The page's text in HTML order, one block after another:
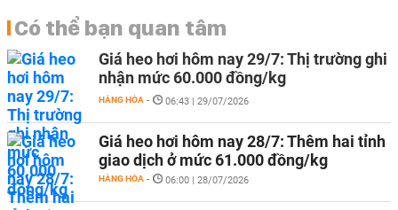
Có thể bạn quan tâm
Giá heo hơi hôm nay 29/7: Thị trường ghi
nhận mức 60.000 đồng/kg
HÀNG HÓA - 06:43 | 29/07/2026
Giá heo hơi hôm nay 28/7: Thêm hai tỉnh
giao dịch ở mức 61.000 đồng/kg
HÀNG HÓA - 06:00 | 28/07/2026